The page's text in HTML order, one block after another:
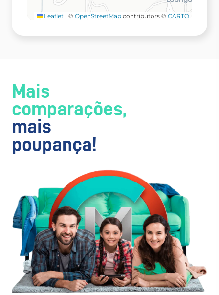
Leaflet | © OpenStreetMap contributors © CARTO
Mais
comparações,
mais
poupança!